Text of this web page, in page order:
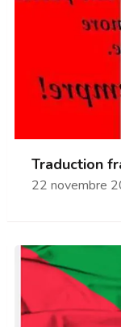
Traduction
22 novembre